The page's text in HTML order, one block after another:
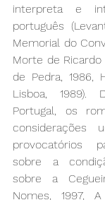
interpreta e
português
Memorial do
Morte de Ricardo
de Pedra, 1986,
Lisboa,
Portugal, os
considerações
provocatórios
sobre a
sobre a
Nomes, 1997,